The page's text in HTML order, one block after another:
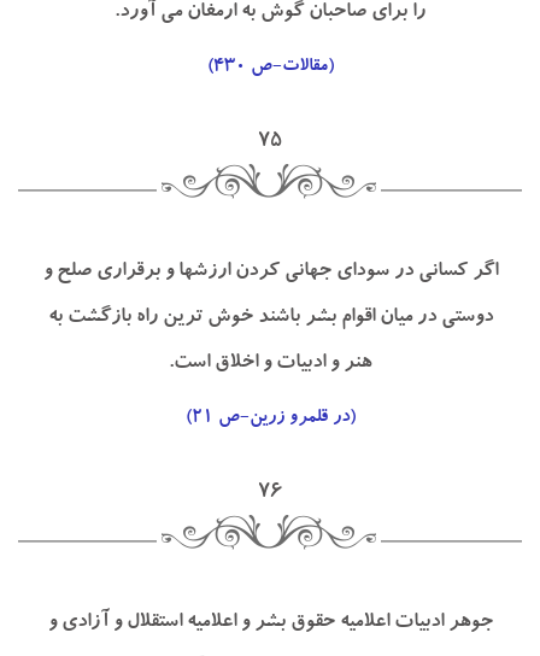
را براي صاحبان گوش به ارمغان مي آورد.
(مقالات-ص ۴۳۰)
۷۵
اگر كساني در سوداي جهاني كردن ارزشها و برقراري صلح و
دوستي در ميان اقوام بشر باشند خوش ترين راه بازگشت به
هنر و ادبيات و اخلاق است.
(در قلمرو زرين-ص ۲۱)
۷۶
جوهر ادبيات اعلاميه حقوق بشر و اعلاميه استقلال و آزادي و